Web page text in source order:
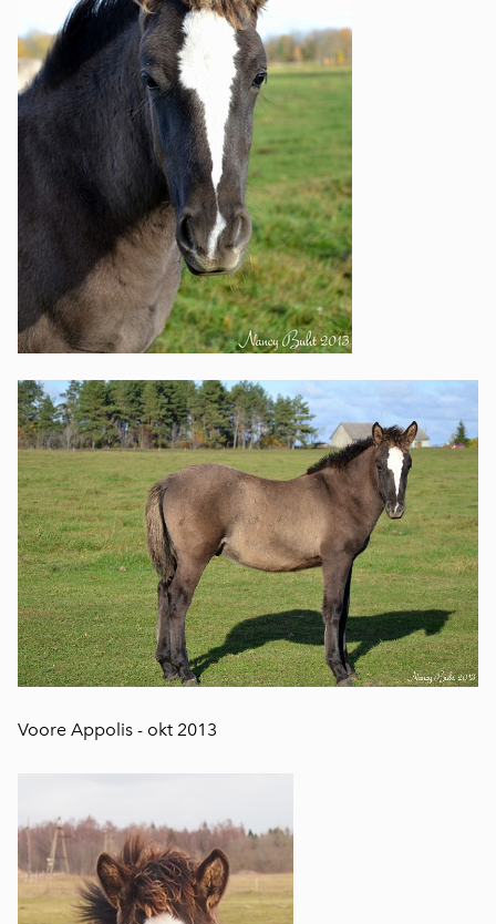
Voore Appolis - okt 2013